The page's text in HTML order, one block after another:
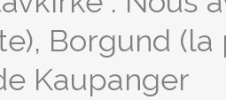
Borgund (la
Kaupanger